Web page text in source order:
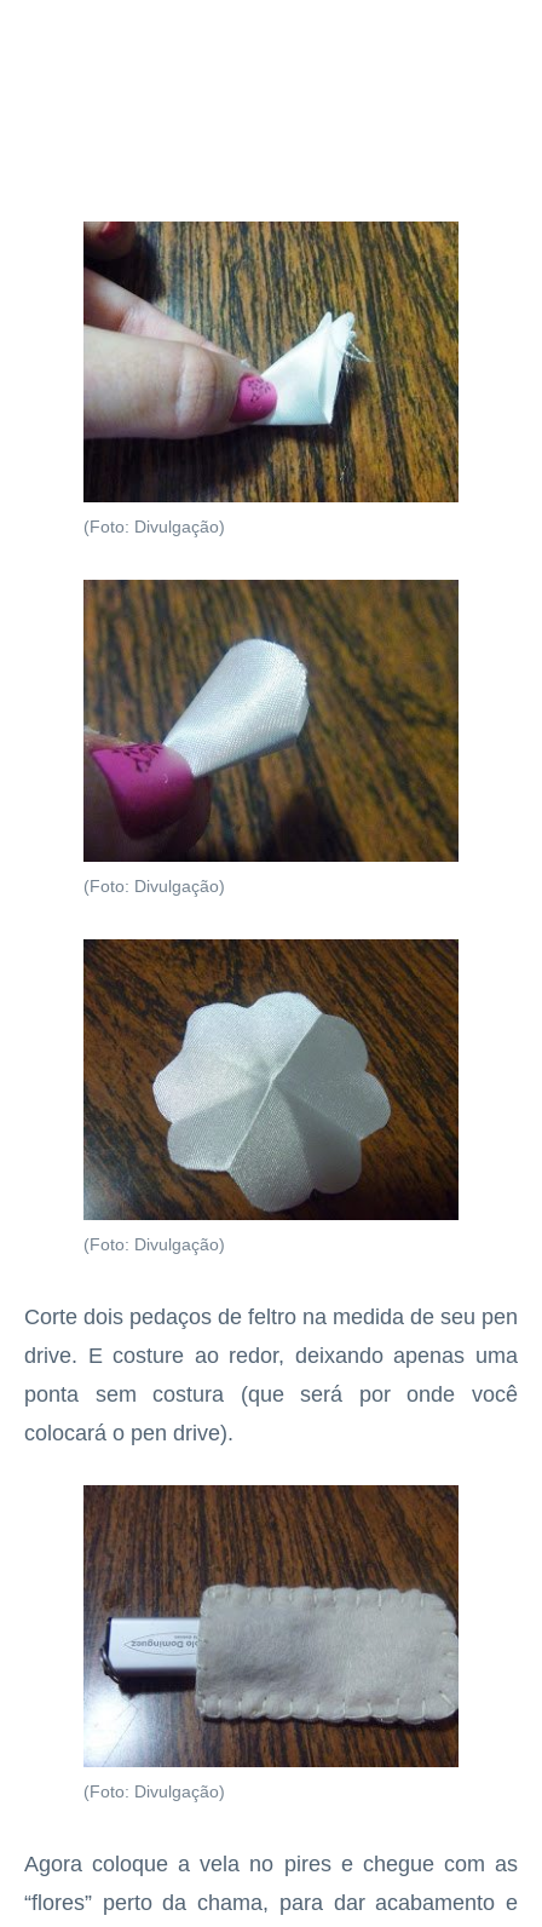
(Foto: Divulgação)
(Foto: Divulgação)
(Foto: Divulgação)
Corte dois pedaços de feltro na medida de seu pen
drive. E costure ao redor, deixando apenas uma
ponta sem costura (que será por onde você
colocará o pen drive).
(Foto: Divulgação)
Agora coloque a vela no pires e chegue com as
“flores” perto da chama, para dar acabamento e